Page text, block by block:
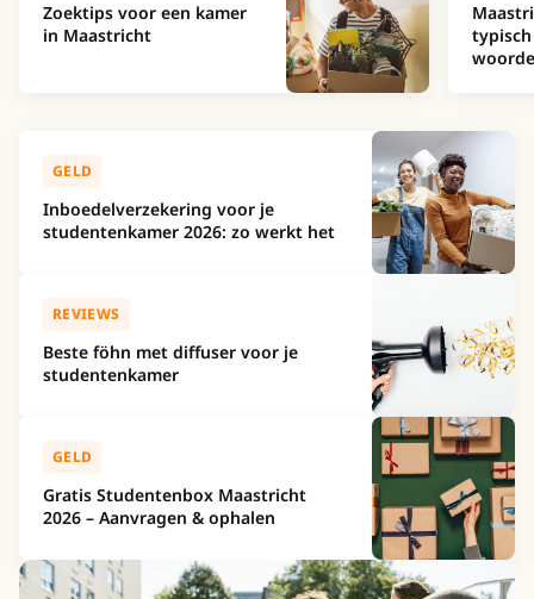
Zoektips voor een kamer
in Maastricht
GELD
Inboedelverzekering voor je
studentenkamer 2026: zo werkt het
REVIEWS
Beste föhn met diffuser voor je
studentenkamer
GELD
Gratis Studentenbox Maastricht
2026 – Aanvragen & ophalen